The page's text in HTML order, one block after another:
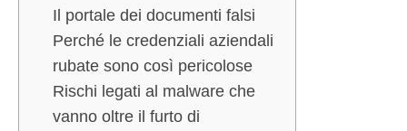
Il portale dei documenti falsi
Perché le credenziali aziendali
rubate sono così pericolose
Rischi legati al malware che
vanno oltre il furto di